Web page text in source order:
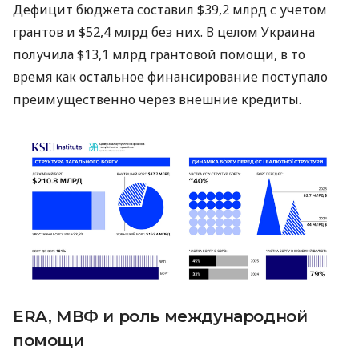
Дефицит бюджета составил $39,2 млрд с учетом
грантов и $52,4 млрд без них. В целом Украина
получила $13,1 млрд грантовой помощи, в то
время как остальное финансирование поступало
преимущественно через внешние кредиты.
ERA, МВФ и роль международной
помощи